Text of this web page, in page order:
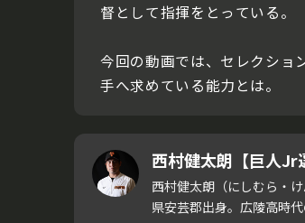
督として指揮をとっている。
今回の動画では、セレクショ
手へ求めている能力とは。
西村健太朗【巨人Jr
西村健太朗（にしむら・
県安芸郡出身。広陵高時